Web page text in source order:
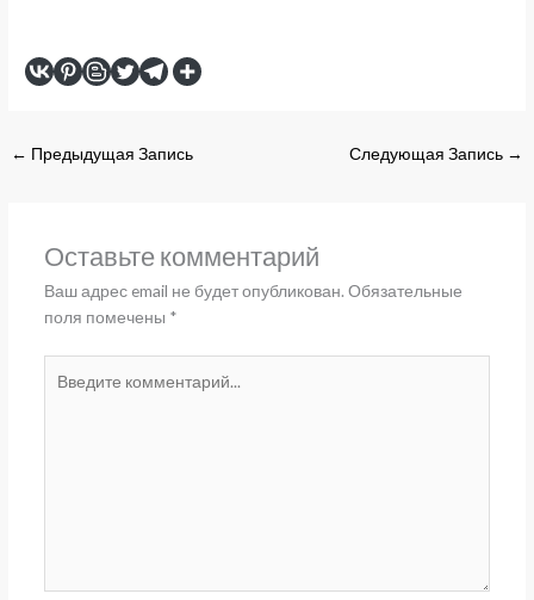
← Предыдущая Запись Следующая Запись →
Оставьте комментарий
Ваш адрес email не будет опубликован. Обязательные
поля помечены *
комментарий...